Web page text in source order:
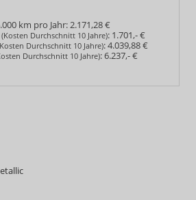
km pro Jahr:2.171,28 €
(Kosten Durchschnitt 10 Jahre): 1.701,- €
Durchschnitt 10 Jahre):4.039,88 €
Durchschnitt 10 Jahre):6.237,- €